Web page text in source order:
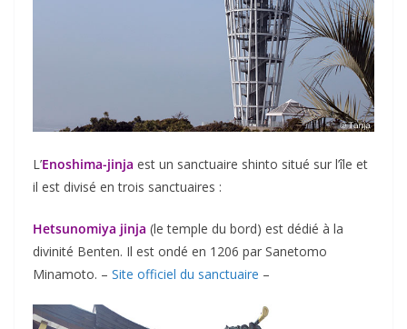
L’Enoshima-jinja est un sanctuaire shinto situé sur l’île et
il est divisé en trois sanctuaires :
Hetsunomiya jinja (le temple du bord) est dédié à la
divinité Benten. Il est ondé en 1206 par Sanetomo
Minamoto. – Site officiel du sanctuaire –